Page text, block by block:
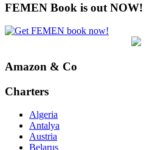
FEMEN Book is out NOW!
Amazon & Co
Charters
Algeria
Antalya
Austria
Belarus